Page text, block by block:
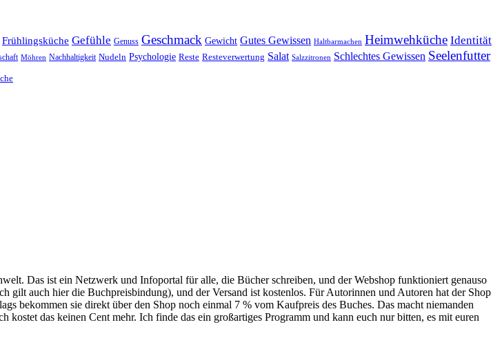
Frühlingsküche Gefühle Genuss Geschmack Gewicht Gutes Gewissen Haltbarmachen Heimwehküche Identität
Möhren Nachhaltigkeit Nudeln Psychologie Reste Resteverwertung Salat Salzzitronen Schlechtes Gewissen Seelenfutter
Das ist ein Netzwerk und Infoportal für alle, die Bücher schreiben, und der Webshop funktioniert genauso
gilt auch hier die Buchpreisbindung), und der Versand ist kostenlos. Für Autorinnen und Autoren hat der Shop
bekommen sie direkt über den Shop noch einmal 7 % vom Kaufpreis des Buches. Das macht niemanden
das keinen Cent mehr. Ich finde das ein großartiges Programm und kann euch nur bitten, es mit euren